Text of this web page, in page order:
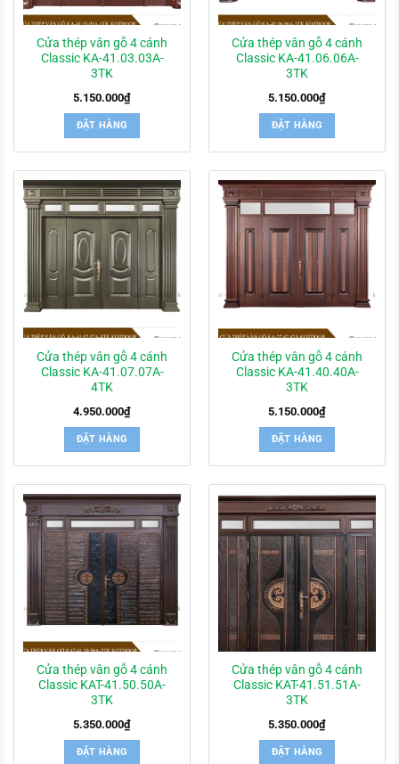
Cửa thép vân gỗ 4 cánh
Classic KA-41.03.03A-
3TK
5.150.000₫
ĐẶT HÀNG
Cửa thép vân gỗ 4 cánh
Classic KA-41.06.06A-
3TK
5.150.000₫
ĐẶT HÀNG
Cửa thép vân gỗ 4 cánh
Classic KA-41.07.07A-
4TK
4.950.000₫
ĐẶT HÀNG
Cửa thép vân gỗ 4 cánh
Classic KA-41.40.40A-
3TK
5.150.000₫
ĐẶT HÀNG
Cửa thép vân gỗ 4 cánh
Classic KAT-41.50.50A-
3TK
5.350.000₫
ĐẶT HÀNG
Cửa thép vân gỗ 4 cánh
Classic KAT-41.51.51A-
3TK
5.350.000₫
ĐẶT HÀNG